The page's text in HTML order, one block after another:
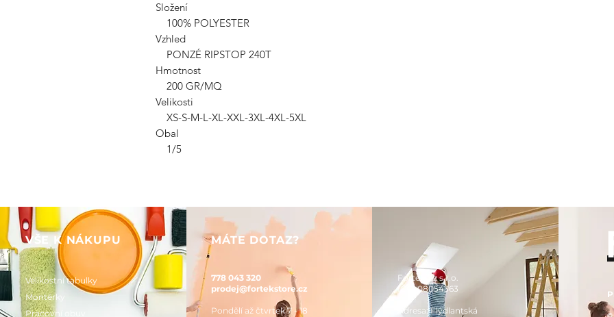
Složení
100% POLYESTER
Vzhled
PONZÉ RIPSTOP 240T
Hmotnost
200 GR/MQ
Velikosti
XS-S-M-L-XL-XXL-3XL-4XL-5XL
Obal
1/5
VŠE K NÁKUPU
Velikostní tabulky
Montérky
Pracovní obuv
MÁTE DOTAZ?
778 043 320
prodej@fortekstore.cz
Pondělí až čtvrtek 7 - 18
Fortek Cz s r.o.
IČO: 08054363
Adresa: Flýdlantská